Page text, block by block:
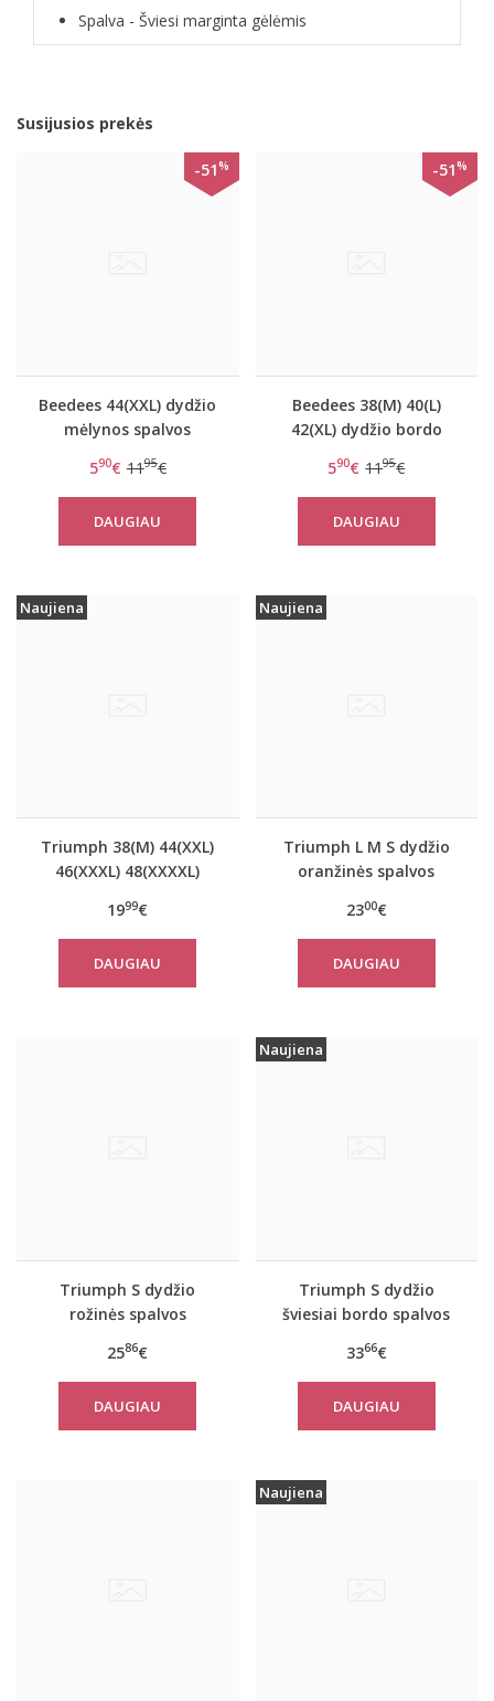
Spalva - Šviesi marginta gėlėmis
Susijusios prekės
-51%
Beedees 44(XXL) dydžio
mėlynos spalvos
stringai New Day String
590€ 1195€
DAUGIAU
-51%
Beedees 38(M) 40(L)
42(XL) dydžio bordo
stringai New Day String
590€ 1195€
DAUGIAU
Naujiena
Triumph 38(M) 44(XXL)
46(XXXL) 48(XXXXL)
spalvos marškinėliai Be
Pure Shirt 02
1999€
DAUGIAU
Naujiena
Triumph L M S dydžio
oranžinės spalvos
marškinėliai women
move FLOW LIGHT Tank
Top
2300€
DAUGIAU
Triumph S dydžio
rožinės spalvos
marškinėliai women
move FLEX Tank
2586€
DAUGIAU
Naujiena
Triumph S dydžio
šviesiai bordo spalvos
marškinėliai women
move FLOW Tank Top
3366€
DAUGIAU
Naujiena